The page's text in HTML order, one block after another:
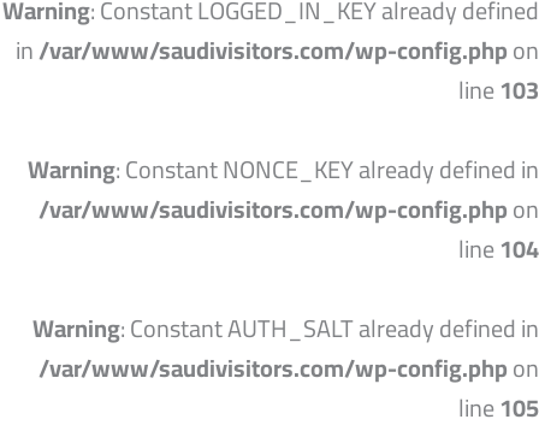
Warning: Constant LOGGED_IN_KEY already defined
in/var/www/saudivisitors.com/wp-config.phpon
line103
Warning: Constant NONCE_KEY already defined in
/var/www/saudivisitors.com/wp-config.phpon
line104
Warning: Constant AUTH_SALT already defined in
/var/www/saudivisitors.com/wp-config.phpon
line105